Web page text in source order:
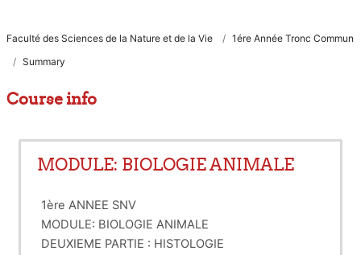
Faculté des Sciences de la Nature et de la Vie
1ére Année Tronc Commun
Summary
Course info
MODULE: BIOLOGIE ANIMALE
1ère ANNEE SNV
MODULE: BIOLOGIE ANIMALE
DEUXIEME PARTIE : HISTOLOGIE